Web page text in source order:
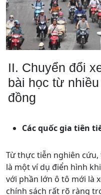
II. Chuyển đổi
bài học từ
đồng
Các quốc gia tiên
Từ thực tiễn nghiên cứu,
là một ví dụ điển hình
với phần lớn ô tô mới là
chính sách rất rõ ràng